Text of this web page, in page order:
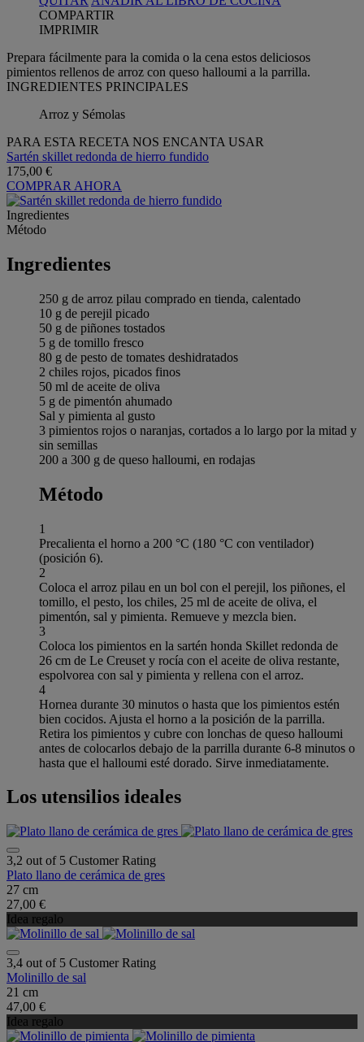
COMPARTIR
IMPRIMIR
Prepara fácilmente para la comida o la cena estos deliciosos
pimientos rellenos de arroz con queso halloumi a la parrilla.
INGREDIENTES PRINCIPALES
Arroz y Sémolas
PARA ESTA RECETA NOS ENCANTA USAR
Sartén skillet redonda de hierro fundido
175,00 €
COMPRAR AHORA
Ingredientes
Método
Ingredientes
250 g de arroz pilau comprado en tienda, calentado
10 g de perejil picado
50 g de piñones tostados
5 g de tomillo fresco
80 g de pesto de tomates deshidratados
2 chiles rojos, picados finos
50 ml de aceite de oliva
5 g de pimentón ahumado
Sal y pimienta al gusto
3 pimientos rojos o naranjas, cortados a lo largo por la mitad y
sin semillas
200 a 300 g de queso halloumi, en rodajas
Método
1
Precalienta el horno a 200 °C (180 °C con ventilador)
(posición 6).
2
Coloca el arroz pilau en un bol con el perejil, los piñones, el
tomillo, el pesto, los chiles, 25 ml de aceite de oliva, el
pimentón, sal y pimienta. Remueve y mezcla bien.
3
Coloca los pimientos en la sartén honda Skillet redonda de
26 cm de Le Creuset y rocía con el aceite de oliva restante,
espolvorea con sal y pimienta y rellena con el arroz.
4
Hornea durante 30 minutos o hasta que los pimientos estén
bien cocidos. Ajusta el horno a la posición de la parrilla.
Retira los pimientos y cubre con lonchas de queso halloumi
antes de colocarlos debajo de la parrilla durante 6-8 minutos o
hasta que el halloumi esté dorado. Sirve inmediatamente.
Los utensilios ideales
3,2 out of 5 Customer Rating
Plato llano de cerámica de gres
27 cm
27,00 €
Idea regalo
3,4 out of 5 Customer Rating
Molinillo de sal
21 cm
47,00 €
Idea regalo